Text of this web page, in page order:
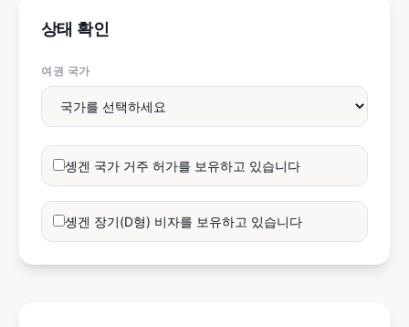
상태 확인
여권 국가
솅겐 국가 거주 허가를 보유하고 있습니다
솅겐 장기(D형) 비자를 보유하고 있습니다